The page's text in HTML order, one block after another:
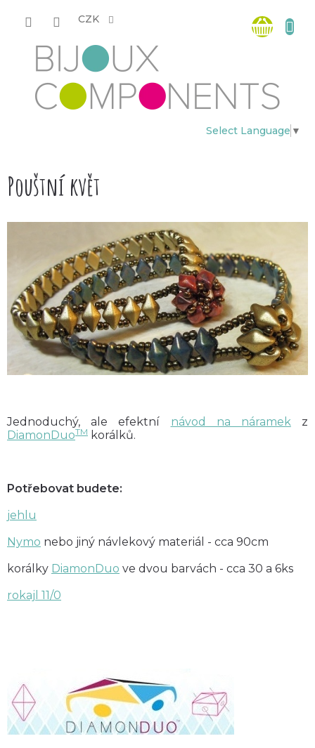
CZK
Select Language ▼
košík
Pouštní květ
Jednoduchý, ale efektní návod na náramekz
DiamonDuoTM korálků.
Potřebovat budete:
jehlu
Nymo nebo jiný návlekový materiál - cca 90cm
korálky DiamonDuo ve dvou barvách - cca 30 a 6ks
rokajl 11/0